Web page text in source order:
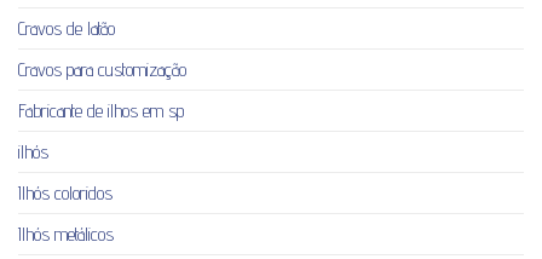
Cravos de latão
Cravos para customização
Fabricante de ilhos em sp
ilhós
Ilhós coloridos
Ilhós metálicos